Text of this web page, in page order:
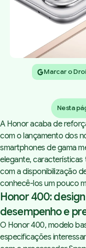
Marcar o
Nesta
A Honor acaba de
com o lançamento dos
smartphones de gama
elegante, características
com a disponibilização
conhecê-los um pouco
Honor 400:
desempenho e
O Honor 400, modelo
especificações